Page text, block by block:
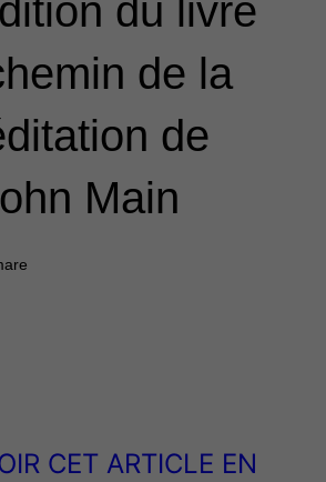
du livre
de la
de
Main
CET ARTICLE EN